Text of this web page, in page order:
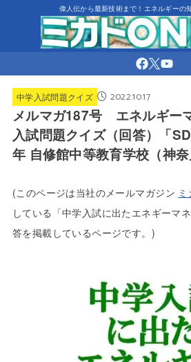
偉人伝から最新技術まで！エネルギーの
中学入試問題クイズ 2022.10.17
メルマガ187号 エネルギー
入試問題クイズ（回答）「
年 自修館中等教育学校（神奈
(このページは当社のメールマガジン
している「中学入試に出たエネギーマ
答を掲載しているページです。)